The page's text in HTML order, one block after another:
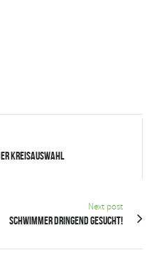
Kreisauswahl
Next post
Schwimmer dringend gesucht!